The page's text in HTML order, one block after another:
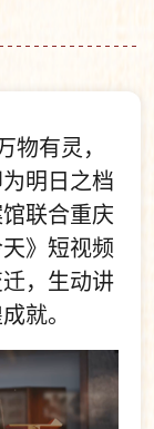
物有灵，
明日之档
联合重庆
》短视频
，生动讲
就。